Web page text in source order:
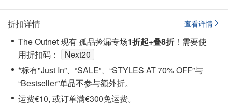
查看详情
折扣详情
The Outnet 现有 孤品捡漏专场1折起+叠8折 ！需要使
用折扣码：
Next20
*标有"Just In”、“SALE”、“STYLES AT 70% OFF”与
“Bestseller”单品不参与额外折。
运费€10, 或订单满€300免运费。